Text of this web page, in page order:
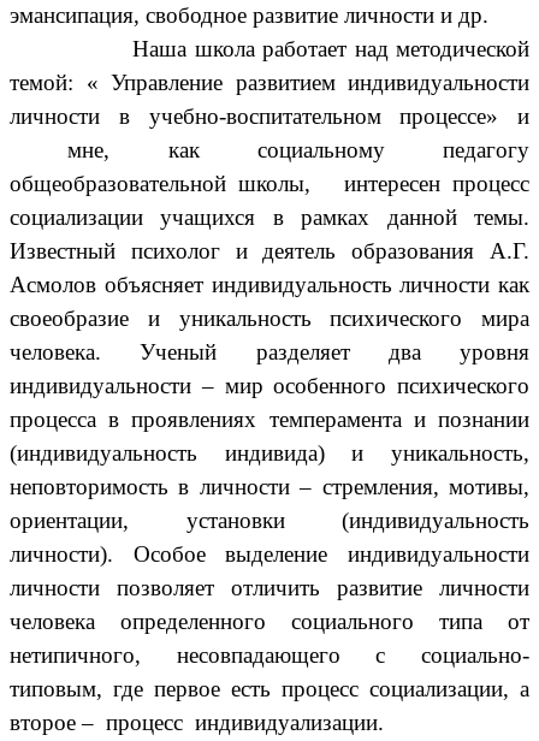
эмансипация, свободное развитие личности и др.
Наша школа работает над методической
темой: « Управление развитием индивидуальности
личности в учебно-воспитательном процессе» и
мне, как социальному педагогу
общеобразовательной школы, интересен процесс
социализации учащихся в рамках данной темы.
Известный психолог и деятель образования А.Г.
Асмолов объясняет индивидуальность личности как
своеобразие и уникальность психического мира
человека. Ученый разделяет два уровня
индивидуальности – мир особенного психического
процесса в проявлениях темперамента и познании
(индивидуальность индивида) и уникальность,
неповторимость в личности – стремления, мотивы,
ориентации, установки (индивидуальность
личности). Особое выделение индивидуальности
личности позволяет отличить развитие личности
человека определенного социального типа от
нетипичного, несовпадающего с социально-
типовым, где первое есть процесс социализации, а
второе – процесс индивидуализации.